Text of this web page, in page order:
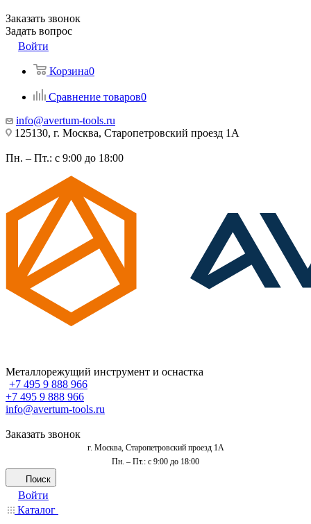
Заказать звонок
Задать вопрос
Войти
Корзина0
Сравнение товаров0
info@avertum-tools.ru
125130, г. Москва, Старопетровский проезд 1А
Пн. – Пт.: с 9:00 до 18:00
Металлорежущий инструмент и оснастка
+7 495 9 888 966
+7 495 9 888 966
info@avertum-tools.ru
Заказать звонок
г. Москва, Старопетровский проезд 1А
Пн. – Пт.: с 9:00 до 18:00
Поиск
Войти
Каталог